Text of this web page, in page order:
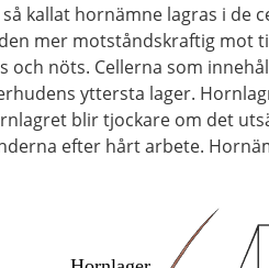
så kallat hornämne lagras i de
mer motståndskraftig mot
och nöts. Cellerna som
yttersta lager.
blir tjockare om det
efter hårt arbete.